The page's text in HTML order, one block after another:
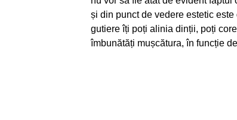
și din punct de vedere estetic
gutiere îți poți alinia dinții, poți
îmbunătăți mușcătura, în funcție